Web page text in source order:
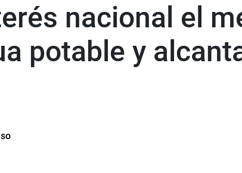
nacional el
potable y